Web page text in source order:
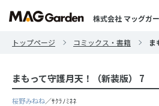
株式会社 マッグガ
トップページ コミックス・書籍 ま
まもって守護月天！（新装版） 7
桜野みねね／ｻｸﾗﾉﾐﾈﾈ